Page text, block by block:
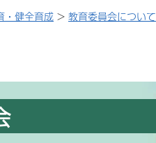
・健全育成 > 教育委員会について